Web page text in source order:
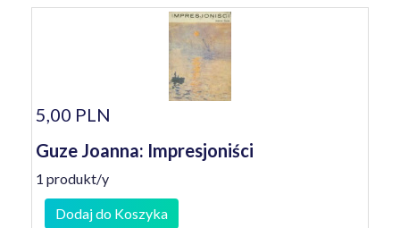
5,00 PLN
Guze Joanna: Impresjoniści
1 produkt/y
Dodaj do Koszyka